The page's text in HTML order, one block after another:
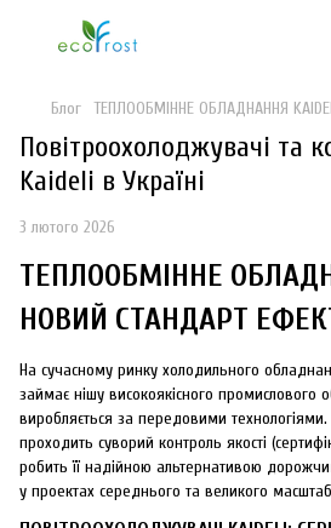
Блог ТЕПЛООБМІННЕ ОБЛАДНАННЯ
Повітроохолоджувачі та
Kaideli в Україні
3 лютого 2026
ТЕПЛООБМІННЕ
НОВИЙ СТАНДАРТ
На сучасному ринку холодильного
займає нішу високоякісного промислового
виробляється за передовими технологіями.
проходить суворий контроль якості
робить її надійною альтернативою
у проектах середнього та великого